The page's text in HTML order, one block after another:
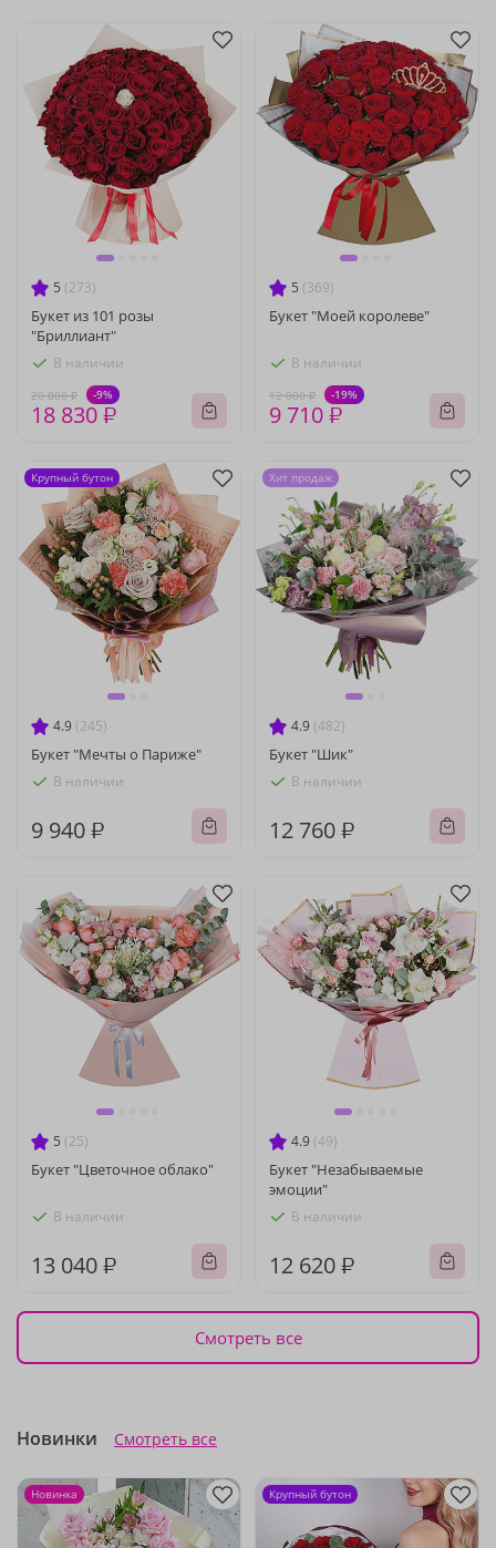
5 (273)
Букет из 101 розы
"Бриллиант"
В наличии
20 800 ₽ -9%
18 830 ₽
5 (369)
Букет "Моей королеве"
В наличии
12 000 ₽ -19%
9 710 ₽
4.9 (245)
Букет "Мечты о Париже"
В наличии
9 940 ₽
Крупный бутон
4.9 (482)
Букет "Шик"
В наличии
12 760 ₽
Хит продаж
5 (25)
Букет "Цветочное облако"
В наличии
13 040 ₽
4.9 (49)
Букет "Незабываемые
эмоции"
В наличии
12 620 ₽
Смотреть все
Новинки Смотреть все
Новинка Крупный бутон